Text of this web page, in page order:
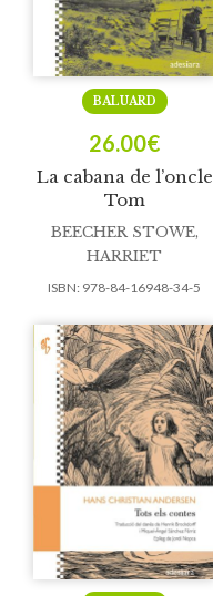
La cabana de l’oncle
Tom
BALUARD
26.00€
BEECHER STOWE,
HARRIET
ISBN: 978-84-16948-34-5